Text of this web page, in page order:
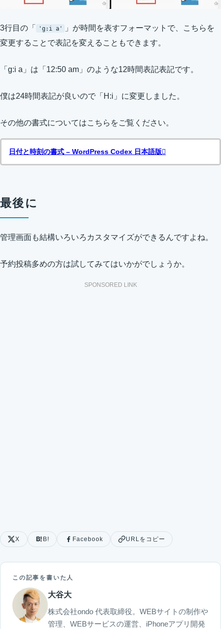
3行目の「 'g:i a'
」が時間を表すフォーマットで、こちらを
変更することで表記を変えることもできます。
「g:i a」は「12:50 am」のような12時間表記表記です。
僕は24時間表記が良いので「H:i」に変更しました。
その他の書式についてはこちらをご覧ください。
日付と時刻の書式 – WordPress Codex 日本語版
最後に
管理画面も結構いろいろカスタマイズができるんですよね。
予約投稿多めの方は試してみてはいかがでしょうか。
SPONSORED LINK
X B! Facebook URLをコピー
この記事を書いた人
大谷大
株式会社ondo 代表取締役。WEBサイトの制作や
管理、WEBサービスの運営、iPhoneアプリ開発